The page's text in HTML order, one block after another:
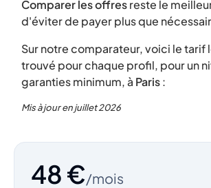
Comparer les offresreste le
d'éviter de payer plus que
Sur notre comparateur, voici le tarif
trouvé pour chaque profil, pour un
garanties minimum, à Paris:
Mis à jour en juillet 2026
48 €/mois